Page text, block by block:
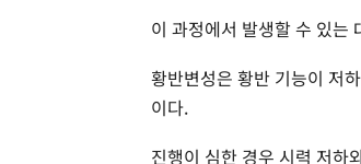
이 과정에서 발생할 수 있는
황반변성은 황반 기능이 저
이다.
진행이 심한 경우 시력 저하